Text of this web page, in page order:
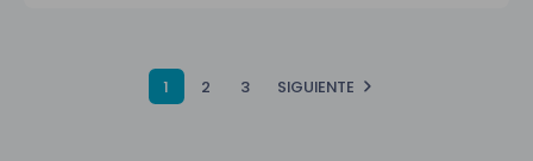
1 2 3 SIGUIENTE